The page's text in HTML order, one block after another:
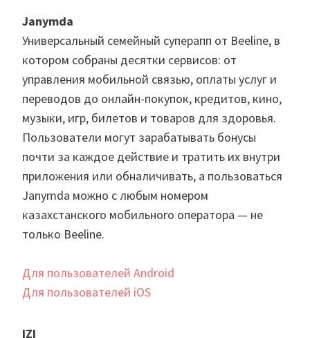
Janymda
Универсальный семейный суперапп от Beeline, в
котором собраны десятки сервисов: от
управления мобильной связью, оплаты услуг и
переводов до онлайн-покупок, кредитов, кино,
музыки, игр, билетов и товаров для здоровья.
Пользователи могут зарабатывать бонусы
почти за каждое действие и тратить их внутри
приложения или обналичивать, а пользоваться
Janymda можно с любым номером
казахстанского мобильного оператора — не
только Beeline.
Для пользователей Android
Для пользователей iOS
IZI